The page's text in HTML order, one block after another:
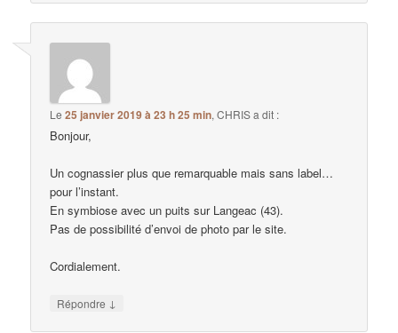
Le25 janvier 2019 à 23 h 25 min,CHRISa dit :
Bonjour,
Un cognassier plus que remarquable mais sans label…
pour l’instant.
En symbiose avec un puits sur Langeac (43).
Pas de possibilité d’envoi de photo par le site.
Cordialement.
Répondre ↓